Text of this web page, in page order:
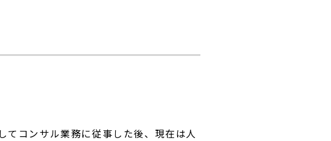
てコンサル業務に従事した後、現在は人